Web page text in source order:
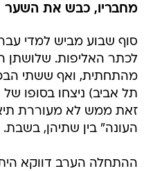
מחבריו, כבש את השער
סוף שבוע מביש למדי
לכתר האליפות. שלושתן
מהתחתית, ואף ששתי
תל אביב) ניצחו בסופו
זאת ממש לא מעוררת
העונה" בין שתיהן, בשבת.
ההתחלה הערב דווקא